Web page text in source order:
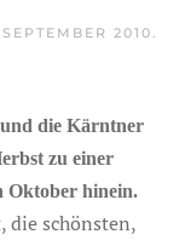
2010.
die Kärntner
zu einer
Oktober hinein.
die schönsten,